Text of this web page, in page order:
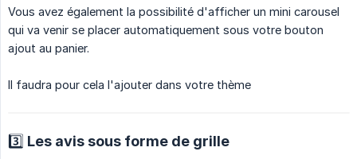
Vous avez également la possibilité d'afficher un mini carousel
qui va venir se placer automatiquement sous votre bouton
ajout au panier.
Il faudra pour cela l'ajouter dans votre thème
3️⃣ Les avis sous forme de grille